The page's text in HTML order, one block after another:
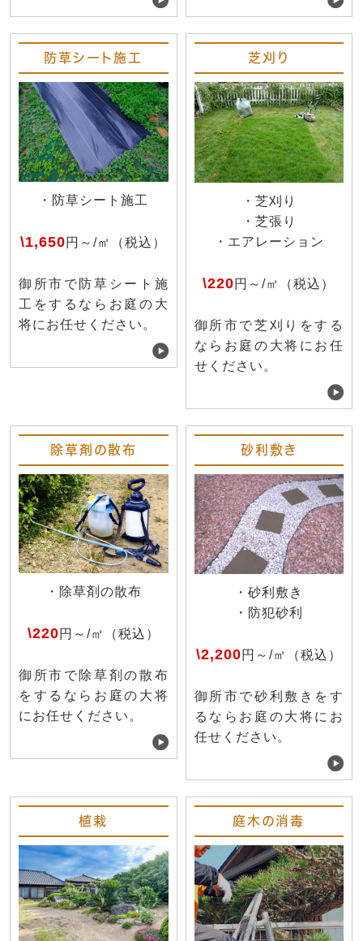
防草シート施工
・防草シート施工
\1,650円～/㎡（税込）
御所市で防草シート施
工をするならお庭の大
将にお任せください。
芝刈り
・芝刈り
・芝張り
・エアレーション
\220円～/㎡（税込）
御所市で芝刈りをする
ならお庭の大将にお任
せください。
除草剤の散布
・除草剤の散布
\220円～/㎡（税込）
御所市で除草剤の散布
をするならお庭の大将
にお任せください。
砂利敷き
・砂利敷き
・防犯砂利
\2,200円～/㎡（税込）
御所市で砂利敷きをす
るならお庭の大将にお
任せください。
植栽 庭木の消毒